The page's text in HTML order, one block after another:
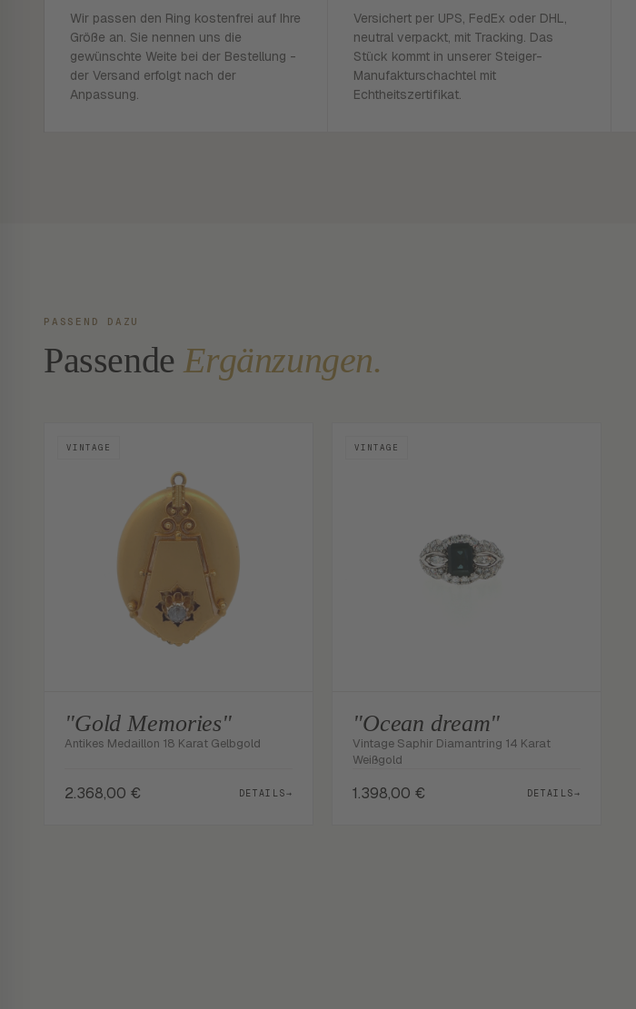
Wir passen den Ring kostenfrei auf Ihre
Größe an. Sie nennen uns die
gewünschte Weite bei der Bestellung -
der Versand erfolgt nach der
Anpassung.
Versichert per UPS, FedEx oder DHL,
neutral verpackt, mit Tracking. Das
Stück kommt in unserer Steiger-
Manufakturschachtel mit
Echtheitszertifikat.
PASSEND DAZU
PassendeErgänzungen.
VINTAGE
"Gold Memories"
Antikes Medaillon 18 Karat Gelbgold
2.368,00 € DETAILS→
VINTAGE
"Ocean dream"
Vintage Saphir Diamantring 14 Karat
Weißgold
1.398,00 € DETAILS→